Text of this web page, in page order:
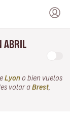
ABRIL
Lyon o bien vuelos
volar a Brest,